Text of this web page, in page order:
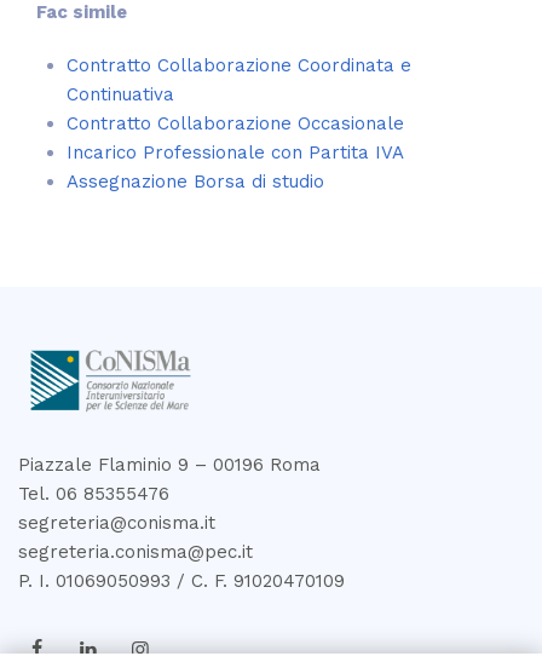
Fac simile
Contratto Collaborazione Coordinata e
Continuativa
Contratto Collaborazione Occasionale
Incarico Professionale con Partita IVA
Assegnazione Borsa di studio
Piazzale Flaminio 9 – 00196 Roma
Tel. 06 85355476
segreteria@conisma.it
segreteria.conisma@pec.it
P. I. 01069050993 / C. F. 91020470109